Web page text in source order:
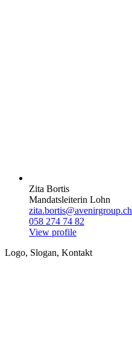
Zita Bortis
Mandatsleiterin Lohn
zita.bortis@avenirgroup.ch
058 274 74 82
View profile
Logo, Slogan, Kontakt